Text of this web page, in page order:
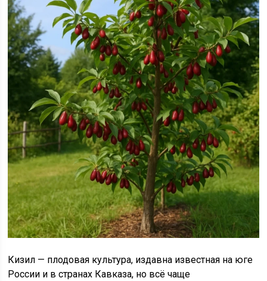
Кизил — плодовая культура, издавна известная на юге
России и в странах Кавказа, но всё чаще